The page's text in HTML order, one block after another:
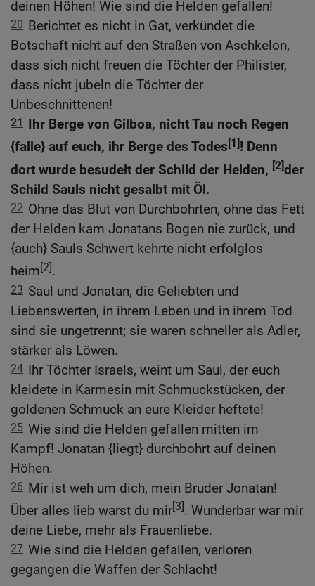
deinen Höhen! Wie sind die Helden gefallen!
20 Berichtet es nicht in Gat, verkündet die
Botschaft nicht auf den Straßen von Aschkelon,
dass sich nicht freuen die Töchter der Philister,
dass nicht jubeln die Töchter der
Unbeschnittenen!
21
Ihr Berge von Gilboa, nicht Tau noch Regen
{falle} auf euch, ihr Berge des Todes [1]! Denn
dort wurde besudelt der Schild der Helden, [2]der
Schild Sauls nicht gesalbt mit Öl.
22 Ohne das Blut von Durchbohrten, ohne das Fett
der Helden kam Jonatans Bogen nie zurück, und
{auch} Sauls Schwert kehrte nicht erfolglos
heim[2].
23 Saul und Jonatan, die Geliebten und
Liebenswerten, in ihrem Leben und in ihrem Tod
sind sie ungetrennt; sie waren schneller als Adler,
stärker als Löwen.
24 Ihr Töchter Israels, weint um Saul, der euch
kleidete in Karmesin mit Schmuckstücken, der
goldenen Schmuck an eure Kleider heftete!
25 Wie sind die Helden gefallen mitten im
Kampf! Jonatan {liegt} durchbohrt auf deinen
Höhen.
26 Mir ist weh um dich, mein Bruder Jonatan!
Über alles lieb warst du mir[3]. Wunderbar war mir
deine Liebe, mehr als Frauenliebe.
27 Wie sind die Helden gefallen, verloren
gegangen die Waffen der Schlacht!